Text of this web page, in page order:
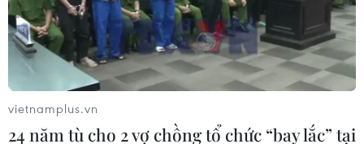
vietnamplus.vn
24 năm tù cho 2 vợ chồng tổ chức “bay lắc” tại